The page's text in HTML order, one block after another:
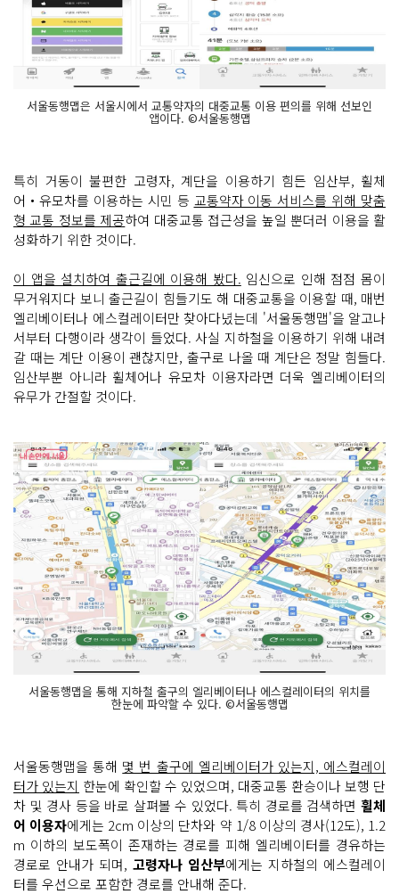
서울동행맵은 서울시에서 교통약자의 대중교통 이용 편의를 위해 선보인
앱이다. ©서울동행맵
특히 거동이 불편한 고령자, 계단을 이용하기 힘든 임산부, 휠체
어‧유모차를 이용하는 시민 등 교통약자 이동 서비스를 위해 맞춤
형 교통 정보를 제공하여 대중교통 접근성을 높일 뿐더러 이용을 활
성화하기 위한 것이다.
이 앱을 설치하여 출근길에 이용해 봤다. 임신으로 인해 점점 몸이
무거워지다 보니 출근길이 힘들기도 해 대중교통을 이용할 때, 매번
엘리베이터나 에스컬레이터만 찾아다녔는데 '서울동행맵'을 알고나
서부터 다행이라 생각이 들었다. 사실 지하철을 이용하기 위해 내려
갈 때는 계단 이용이 괜찮지만, 출구로 나올 때 계단은 정말 힘들다.
임산부뿐 아니라 휠체어나 유모차 이용자라면 더욱 엘리베이터의
유무가 간절할 것이다.
서울동행맵을 통해 지하철 출구의 엘리베이터나 에스컬레이터의 위치를
한눈에 파악할 수 있다. ©서울동행맵
서울동행맵을 통해 몇 번 출구에 엘리베이터가 있는지, 에스컬레이
터가 있는지 한눈에 확인할 수 있었으며, 대중교통 환승이나 보행 단
차 및 경사 등을 바로 살펴볼 수 있었다. 특히 경로를 검색하면 휠체
어 이용자에게는 2cm 이상의 단차와 약 1/8 이상의 경사(12도), 1.2
m 이하의 보도폭이 존재하는 경로를 피해 엘리베이터를 경유하는
경로로 안내가 되며, 고령자나 임산부에게는 지하철의 에스컬레이
터를 우선으로 포함한 경로를 안내해 준다.